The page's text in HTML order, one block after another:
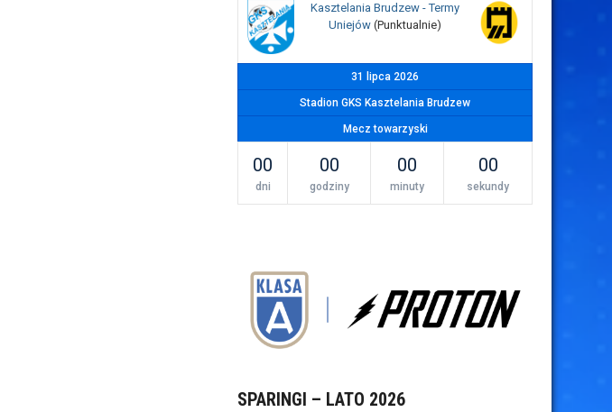
Kasztelania Brudzew - Termy
Uniejów (Punktualnie)
31 lipca 2026
Stadion GKS Kasztelania Brudzew
Mecz towarzyski
00
dni
00
godziny
00
minuty
00
sekundy
SPARINGI – LATO 2026